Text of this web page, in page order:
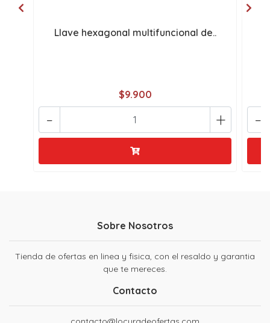
Llave hexagonal multifuncional de..
$9.900
+
- -
Sobre Nosotros
Tienda de ofertas en linea y fisica, con el resaldo y garantia
que te mereces.
Contacto